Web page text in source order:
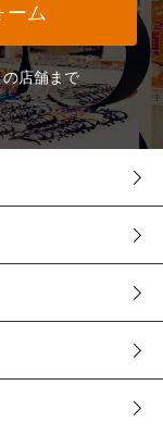
ーム
店舗まで